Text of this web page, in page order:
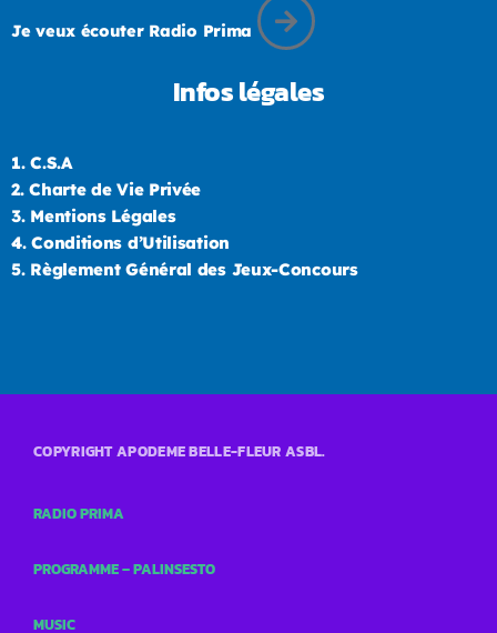
Je veux écouter Radio Prima
Infos légales
1. C.S.A
2. Charte de Vie Privée
3. Mentions Légales
4. Conditions d’Utilisation
5. Règlement Général des Jeux-Concours
COPYRIGHT APODEME BELLE-FLEUR ASBL.
RADIO PRIMA
PROGRAMME – PALINSESTO
MUSIC